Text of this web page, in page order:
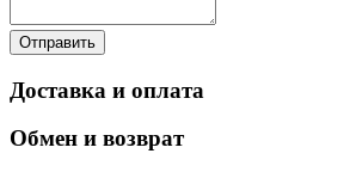
Отправить
Доставка и оплата
Обмен и возврат